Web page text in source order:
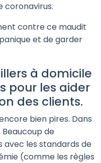
coronavirus.
contre ce maudit
et de garder
à domicile
pour les aider
des clients.
bien pires. Dans
de
avec les standards de
(comme les règles